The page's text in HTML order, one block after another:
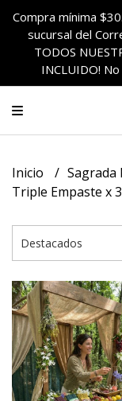
Compra mínima
sucursal del
TODOS
INCLUIDO!
Inicio Sagrada
Triple Empaste x